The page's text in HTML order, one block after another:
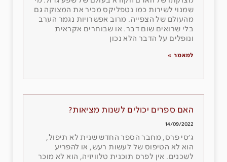
שמנוי לשירות כמו נטפליקס מכיר את המצוקה גם
מהעולם של הצפייה. מרוב אפשרויות נגמר הערב
בלי שרואים שום דבר. או שבוחרים אקראית
ונופלים על הדבר הלא נכון
למאמר »
האם ספרים יכולים לשנות מציאות?
14/09/2022
ג׳סי פרס, מחבר הספר החדש שנית לא תיפול,
הוא לא הטיפוס של לעשות רעש, או להפריע
לשכנים. אין לפרס תוכנית טלוויזיה, הוא לא מוכר